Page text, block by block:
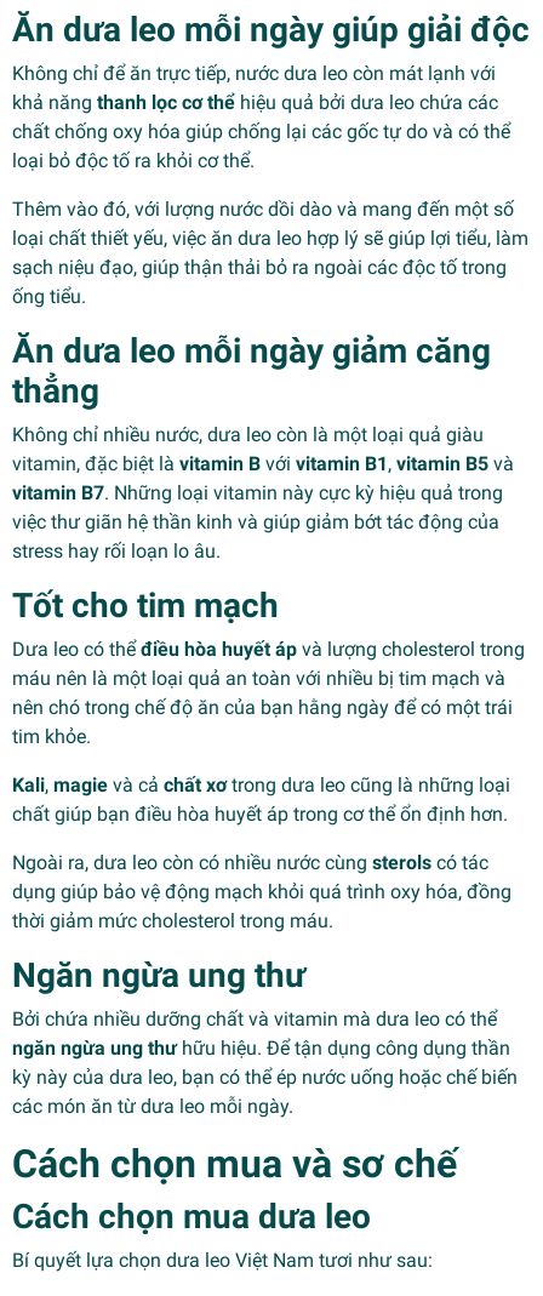
Ăn dưa leo mỗi ngày giúp giải độc
Không chỉ để ăn trực tiếp, nước dưa leo còn mát lạnh với
khả năng thanh lọc cơ thể hiệu quả bởi dưa leo chứa các
chất chống oxy hóa giúp chống lại các gốc tự do và có thể
loại bỏ độc tố ra khỏi cơ thể.
Thêm vào đó, với lượng nước dồi dào và mang đến một số
loại chất thiết yếu, việc ăn dưa leo hợp lý sẽ giúp lợi tiểu, làm
sạch niệu đạo, giúp thận thải bỏ ra ngoài các độc tố trong
ống tiểu.
Ăn dưa leo mỗi ngày giảm căng
thẳng
Không chỉ nhiều nước, dưa leo còn là một loại quả giàu
vitamin, đặc biệt là vitamin B với vitamin B1, vitamin B5 và
vitamin B7. Những loại vitamin này cực kỳ hiệu quả trong
việc thư giãn hệ thần kinh và giúp giảm bớt tác động của
stress hay rối loạn lo âu.
Tốt cho tim mạch
Dưa leo có thểđiều hòa huyết áp và lượng cholesterol trong
máu nên là một loại quả an toàn với nhiều bị tim mạch và
nên chó trong chế độ ăn của bạn hằng ngày để có một trái
tim khỏe.
Kali, magie và cả chất xơtrong dưa leo cũng là những loại
chất giúp bạn điều hòa huyết áp trong cơ thể ổn định hơn.
Ngoài ra, dưa leo còn có nhiều nước cùng sterols có tác
dụng giúp bảo vệ động mạch khỏi quá trình oxy hóa, đồng
thời giảm mức cholesterol trong máu.
Ngăn ngừa ung thư
Bởi chứa nhiều dưỡng chất và vitamin mà dưa leo có thể
ngăn ngừa ung thưhữu hiệu. Để tận dụng công dụng thần
kỳ này của dưa leo, bạn có thể ép nước uống hoặc chế biến
các món ăn từ dưa leo mỗi ngày.
Cách chọn mua và sơ chế
Cách chọn mua dưa leo
Bí quyết lựa chọn dưa leo Việt Nam tươi như sau: